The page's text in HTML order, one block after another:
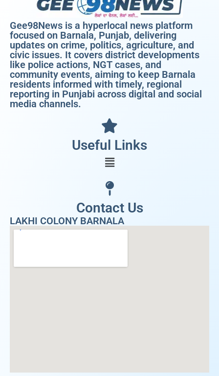
Gee98News is a hyperlocal news platform
focused on Barnala, Punjab, delivering
updates on crime, politics, agriculture, and
civic issues. It covers district developments
like police actions, NGT cases, and
community events, aiming to keep Barnala
residents informed with timely, regional
reporting in Punjabi across digital and social
media channels.
Useful Links
Contact Us
LAKHI COLONY BARNALA